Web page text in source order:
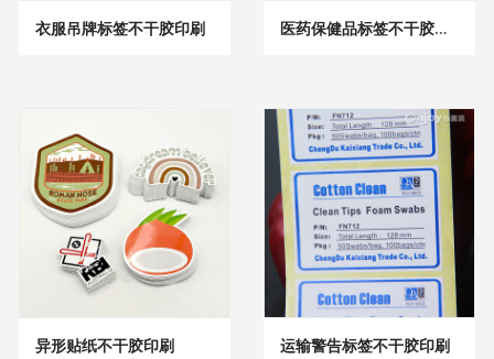
衣服吊牌标签不干胶印刷 医药保健品标签不干胶印刷
异形贴纸不干胶印刷 运输警告标签不干胶印刷